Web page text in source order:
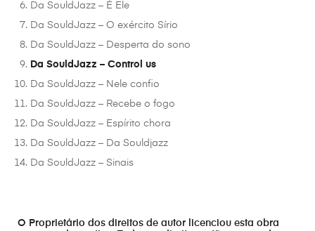
Da SouldJazz – É Ele
Da SouldJazz – O exército Sírio
Da SouldJazz – Desperta do sono
Da SouldJazz – Control us
Da SouldJazz – Nele confio
Da SouldJazz – Recebe o fogo
Da SouldJazz – Espírito chora
Da SouldJazz – Da Souldjazz
Da SouldJazz – Sinais
O Proprietário dos direitos de autor licenciou esta obra